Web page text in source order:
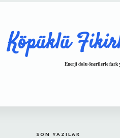
Köpüklü
Enerji dolu önerilerle fark
SON YAZILAR